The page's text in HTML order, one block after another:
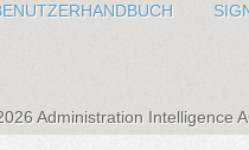
Administration Intelligence